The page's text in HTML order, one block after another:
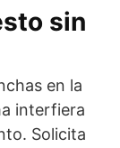
sin
en la
interfiera
Solicita